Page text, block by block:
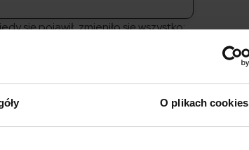
O plikach cookies
się pojawił, zmieniło się wszystko:
dostęp do wiedzy. Zmieniły się
załatwić właśnie przez internet. Od
skończywszy. Prognozy